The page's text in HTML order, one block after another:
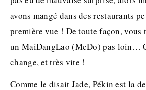
avons mangé dans des restaurants
première vue ! De toute façon, vous
un MaiDangLao (McDo) pas loin…
change, et très vite !
Comme le disait Jade, Pékin est la